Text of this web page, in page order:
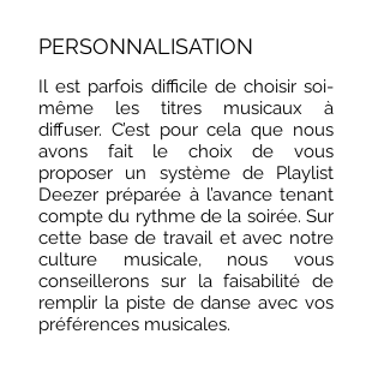
PERSONNALISATION
Il est parfois difficile de choisir soi-
même les titres musicaux à
diffuser. C’est pour cela que nous
avons fait le choix de vous
proposer un système de Playlist
Deezer préparée à l’avance tenant
compte du rythme de la soirée. Sur
cette base de travail et avec notre
culture musicale, nous vous
conseillerons sur la faisabilité de
remplir la piste de danse avec vos
préférences musicales.